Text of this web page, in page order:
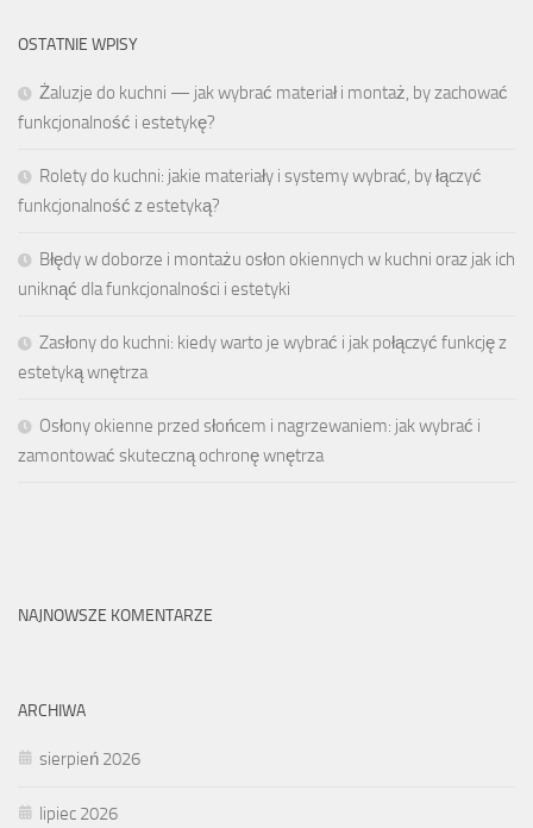
OSTATNIE WPISY
Żaluzje do kuchni — jak wybrać materiał i montaż, by zachować
funkcjonalność i estetykę?
Rolety do kuchni: jakie materiały i systemy wybrać, by łączyć
funkcjonalność z estetyką?
Błędy w doborze i montażu osłon okiennych w kuchni oraz jak ich
uniknąć dla funkcjonalności i estetyki
Zasłony do kuchni: kiedy warto je wybrać i jak połączyć funkcję z
estetyką wnętrza
Osłony okienne przed słońcem i nagrzewaniem: jak wybrać i
zamontować skuteczną ochronę wnętrza
NAJNOWSZE KOMENTARZE
ARCHIWA
sierpień 2026
lipiec 2026